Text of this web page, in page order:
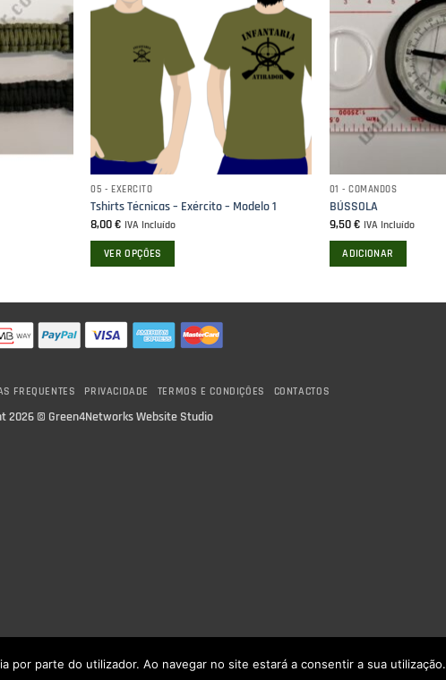
05 - EXÉRCITO
Tshirts Técnicas – Exército – Modelo 1
8,00€ IVA Incluído
VER OPÇÕES
multiple
options
may
01 - COMANDOS
BÚSSOLA
9,50€ IVA Incluído
ADICIONAR
FREQUENTES PRIVACIDADE TERMOS E CONDIÇÕES CONTACTOS
2026 © Green4Networks Website Studio
por parte do utilizador. Ao navegar no site estará a consentir a sua utilização.